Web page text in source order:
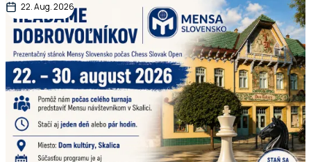
22. Aug. 2026